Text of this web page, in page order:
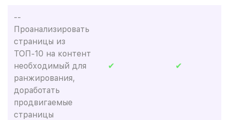
--
Проанализировать
страницы из
ТОП-10 на контент
необходимый для
ранжирования,
доработать
продвигаемые
страницы
✔ ✔